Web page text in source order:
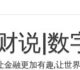
说|数
金融更加有趣,让世